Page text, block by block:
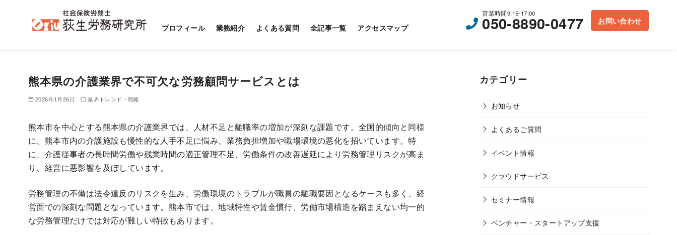
プロフィール 業務紹介 よくある質問 全記事一覧 アクセスマップ
営業時間9:15-17:00
050-8890-0477 お問い合わせ
熊本県の介護業界で不可欠な労務顧問サービスとは
2026年1月26日 業界トレンド・戦略
熊本市を中心とする熊本県の介護業界では、人材不足と離職率の増加が深刻な課題です。全国的傾向と同様
に、熊本市内の介護施設も慢性的な人手不足に悩み、業務負担増加や職場環境の悪化を招いています。特
に、介護従事者の長時間労働や残業時間の適正管理不足、労働条件の改善遅延により労務管理リスクが高ま
り、経営に悪影響を及ぼしています。
労務管理の不備は法令違反のリスクを生み、労働環境のトラブルが職員の離職要因となるケースも多く、経
営面での深刻な問題となっています。熊本市では、地域特性や賃金慣行、労働市場構造を踏まえない均一的
な労務管理だけでは対応が難しい特徴もあります。
カテゴリー
お知らせ
よくあるご質問
イベント情報
クラウドサービス
セミナー情報
ベンチャー・スタートアップ支援